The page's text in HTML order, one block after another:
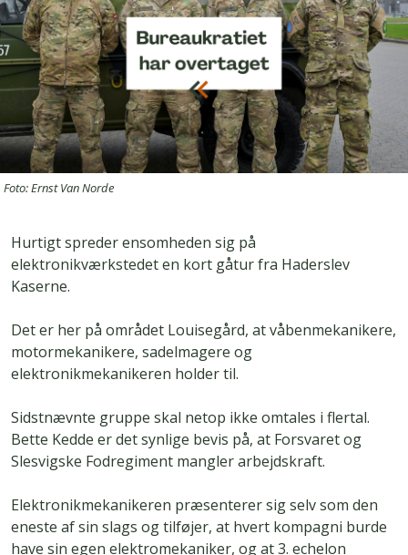
Foto: Ernst Van Norde
Hurtigt spreder ensomheden sig på
elektronikværkstedet en kort gåtur fra Haderslev
Kaserne.
Det er her på området Louisegård, at våbenmekanikere,
motormekanikere, sadelmagere og
elektronikmekanikeren holder til.
Sidstnævnte gruppe skal netop ikke omtales i flertal.
Bette Kedde er det synlige bevis på, at Forsvaret og
Slesvigske Fodregiment mangler arbejdskraft.
Elektronikmekanikeren præsenterer sig selv som den
eneste af sin slags og tilføjer, at hvert kompagni burde
have sin egen elektromekaniker, og at 3. echelon